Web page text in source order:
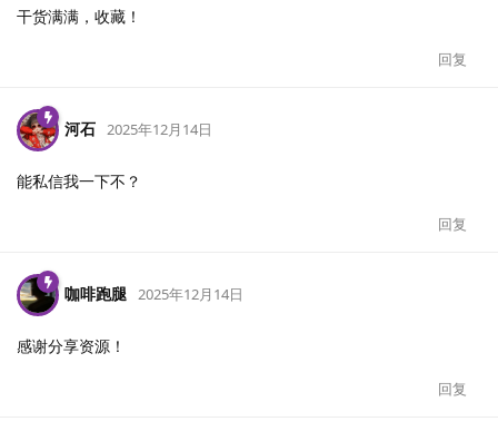
干货满满，收藏！
回复
河石 2025年12月14日
能私信我一下不？
回复
咖啡跑腿 2025年12月14日
感谢分享资源！
回复